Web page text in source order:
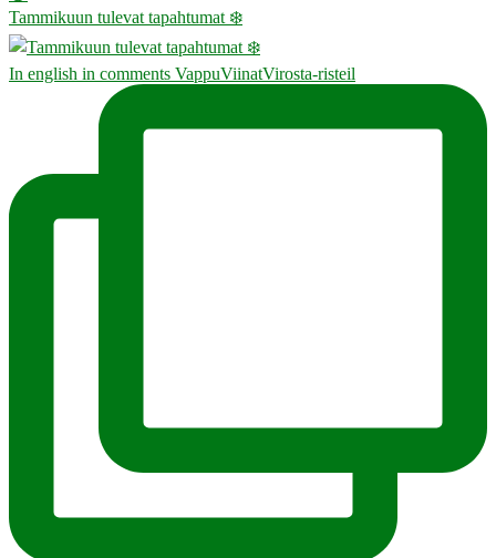
Tammikuun tulevat tapahtumat ❄️
In english in comments VappuViinatVirosta-risteil